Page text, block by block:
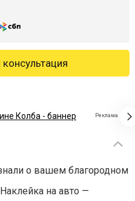
Реклама
о вашем благородном
на авто —